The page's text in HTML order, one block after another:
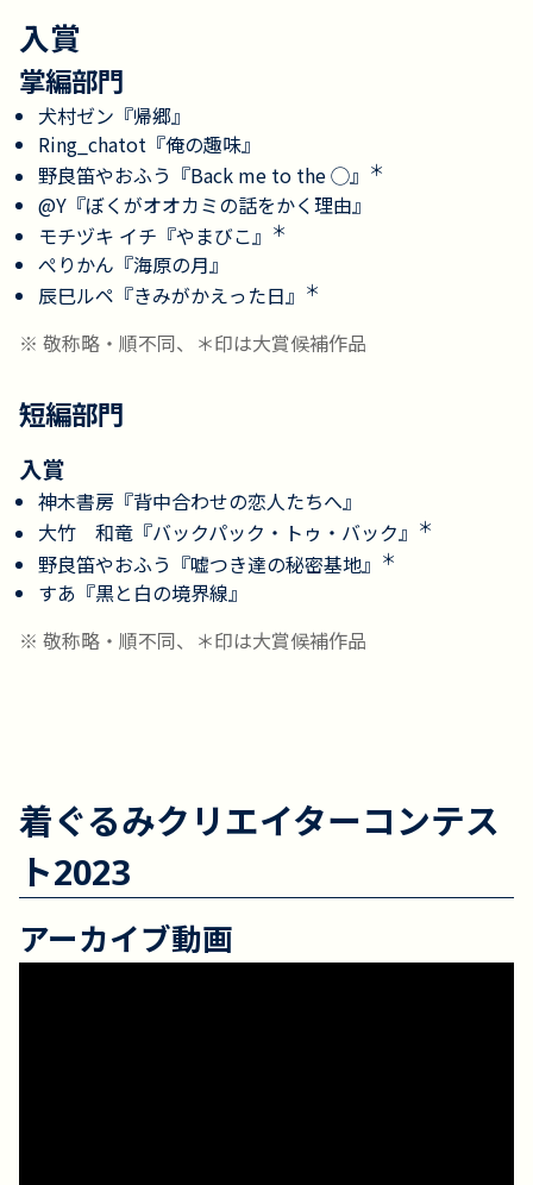
入賞
掌編部門
犬村ゼン『帰郷』
Ring_chatot『俺の趣味』
野良笛やおふう『Back me to the ◯』 ＊
@Y『ぼくがオオカミの話をかく理由』
モチヅキ イチ『やまびこ』 ＊
ぺりかん『海原の月』
辰巳ルペ『きみがかえった日』 ＊
※ 敬称略・順不同、＊印は大賞候補作品
短編部門
入賞
神木書房『背中合わせの恋人たちへ』
大竹 和竜『バックパック・トゥ・バック』 ＊
野良笛やおふう『嘘つき達の秘密基地』 ＊
すあ『黒と白の境界線』
※ 敬称略・順不同、＊印は大賞候補作品
着ぐるみクリエイターコンテス
ト2023
アーカイブ動画